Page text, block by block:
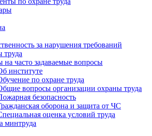
за нарушения требований
труда
на часто задаваемые вопросы
институте
по охране труда
вопросы организации охраны труда
безопасность
оборона и защита от ЧС
оценка условий труда
минтруда